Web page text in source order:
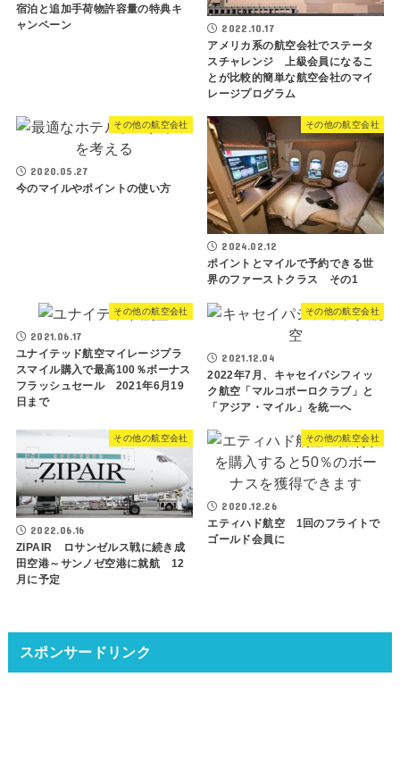
宿泊と追加手荷物許容量の特典キ
ャンペーン
2022.10.17
アメリカ系の航空会社でステータ
スチャレンジ 上級会員になるこ
とが比較的簡単な航空会社のマイ
レージプログラム
その他の航空会社
2020.05.27
今のマイルやポイントの使い方
その他の航空会社
2024.02.12
ポイントとマイルで予約できる世
界のファーストクラス その1
その他の航空会社
2021.06.17
ユナイテッド航空マイレージプラ
スマイル購入で最高100％ボーナス
フラッシュセール 2021年6月19
日まで
その他の航空会社
2021.12.04
2022年7月、キャセイパシフィッ
ク航空「マルコポーロクラブ」と
「アジア・マイル」を統一へ
その他の航空会社
2022.06.16
ZIPAIR ロサンゼルス戦に続き成
田空港～サンノゼ空港に就航 12
月に予定
その他の航空会社
2020.12.26
エティハド航空 1回のフライトで
ゴールド会員に
スポンサードリンク